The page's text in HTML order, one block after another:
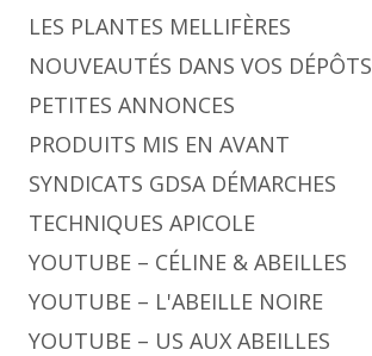
LES PLANTES MELLIFÈRES
NOUVEAUTÉS DANS VOS DÉPÔTS
PETITES ANNONCES
PRODUITS MIS EN AVANT
SYNDICATS GDSA DÉMARCHES
TECHNIQUES APICOLE
YOUTUBE – CÉLINE & ABEILLES
YOUTUBE – L'ABEILLE NOIRE
YOUTUBE – US AUX ABEILLES